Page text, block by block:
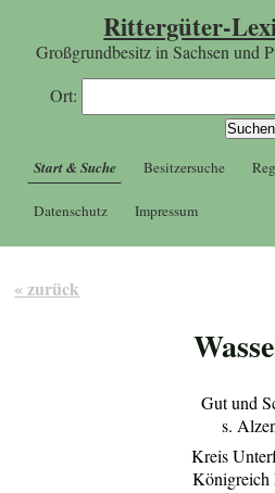
Rittergüter-
Großgrundbesitz in Sachsen und
Ort:
Start & Suche Besitzersuche
Datenschutz Impressum
« zurück
Gut und
s.
Kreis
Königreich